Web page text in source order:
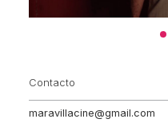
Contacto
maravillacine@gmail.com